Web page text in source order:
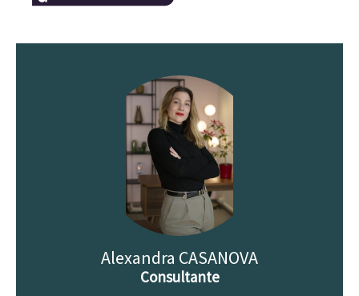
Alexandra CASANOVA
Consultante